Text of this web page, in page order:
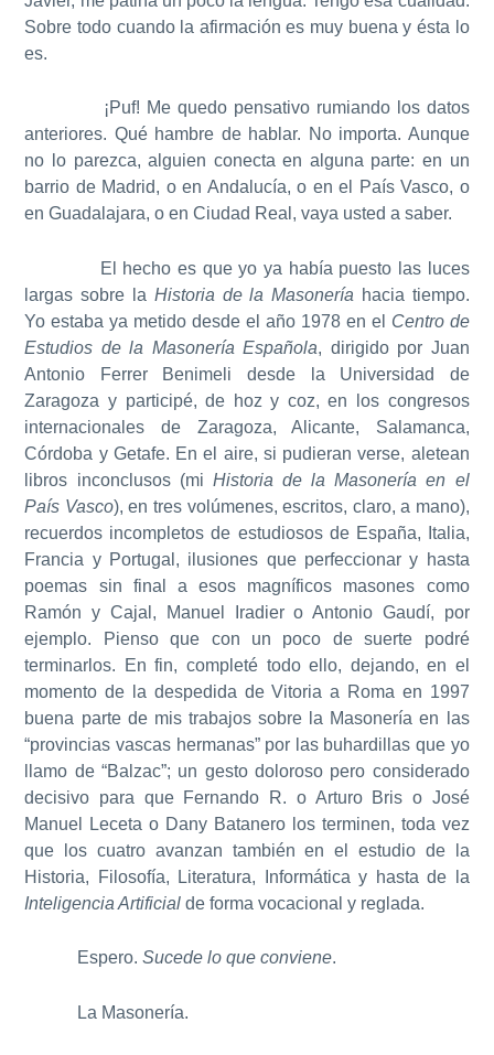
Sobre todo cuando la afirmación es muy buena y ésta lo
es.
¡Puf! Me quedo pensativo rumiando los datos
anteriores. Qué hambre de hablar. No importa. Aunque
no lo parezca, alguien conecta en alguna parte: en un
barrio de Madrid, o en Andalucía, o en el País Vasco, o
en Guadalajara, o en Ciudad Real, vaya usted a saber.
El hecho es que yo ya había puesto las luces
largas sobre la Historia de la Masonería hacia tiempo.
Yo estaba ya metido desde el año 1978 en el Centro de
Estudios de la Masonería Española, dirigido por Juan
Antonio Ferrer Benimeli desde la Universidad de
Zaragoza y participé, de hoz y coz, en los congresos
internacionales de Zaragoza, Alicante, Salamanca,
Córdoba y Getafe. En el aire, si pudieran verse, aletean
libros inconclusos (mi Historia de la Masonería en el
País Vasco), en tres volúmenes, escritos, claro, a mano),
recuerdos incompletos de estudiosos de España, Italia,
Francia y Portugal, ilusiones que perfeccionar y hasta
poemas sin final a esos magníficos masones como
Ramón y Cajal, Manuel Iradier o Antonio Gaudí, por
ejemplo. Pienso que con un poco de suerte podré
terminarlos. En fin, completé todo ello, dejando, en el
momento de la despedida de Vitoria a Roma en 1997
buena parte de mis trabajos sobre la Masonería en las
“provincias vascas hermanas” por las buhardillas que yo
llamo de “Balzac”; un gesto doloroso pero considerado
decisivo para que Fernando R. o Arturo Bris o José
Manuel Leceta o Dany Batanero los terminen, toda vez
que los cuatro avanzan también en el estudio de la
Historia, Filosofía, Literatura, Informática y hasta de la
Inteligencia Artificial de forma vocacional y reglada.
Espero.Sucede lo que conviene.
La Masonería.